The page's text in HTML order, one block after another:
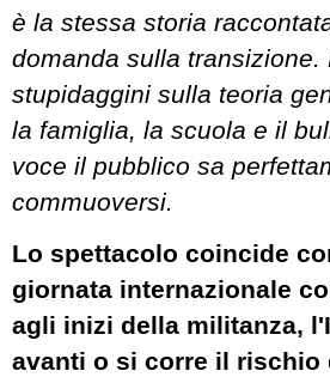
è la stessa storia
domanda sulla
stupidaggini sulla teoria
la famiglia, la scuola e il
voce il pubblico sa
commuoversi.
Lo spettacolo coincide
giornata internazionale
agli inizi della militanza,
avanti o si corre il rischio